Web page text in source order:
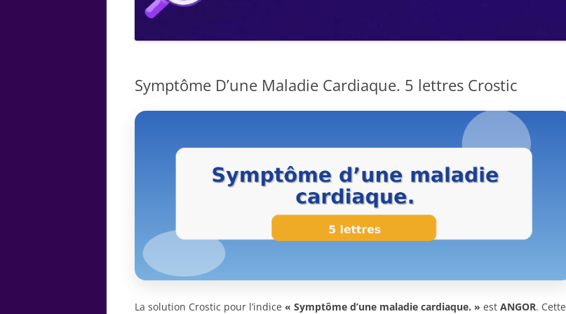
Symptôme D’une Maladie Cardiaque. 5 lettres Crostic
La solution Crostic pour l’indice « Symptôme d’une maladie cardiaque. » est ANGOR. Cette